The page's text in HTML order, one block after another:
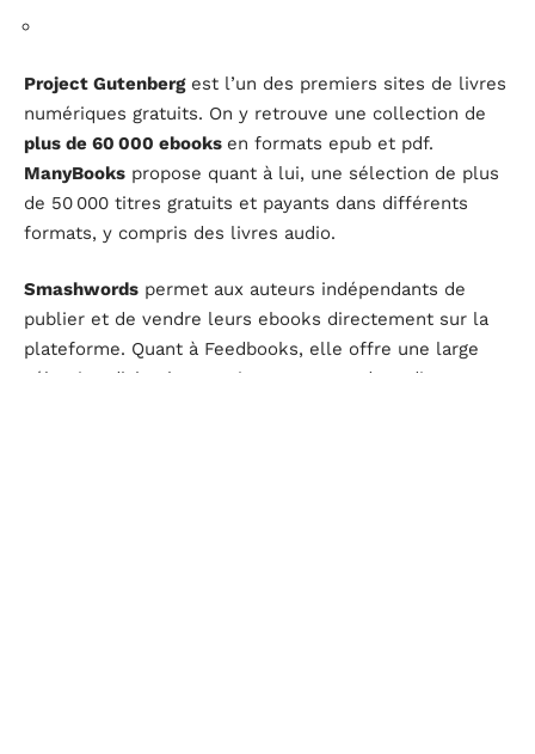
Project Gutenbergest l’un des premiers sites de livres
numériques gratuits. On y retrouve une collection de
plus de 60 000 ebooks en formats epub et pdf.
ManyBooks propose quant à lui, une sélection de plus
de 50 000 titres gratuits et payants dans différents
formats, y compris des livres audio.
Smashwords permet aux auteurs indépendants de
publier et de vendre leurs ebooks directement sur la
plateforme. Quant à Feedbooks, elle offre une large
sélection d’ebooks gratuits et payants dans divers